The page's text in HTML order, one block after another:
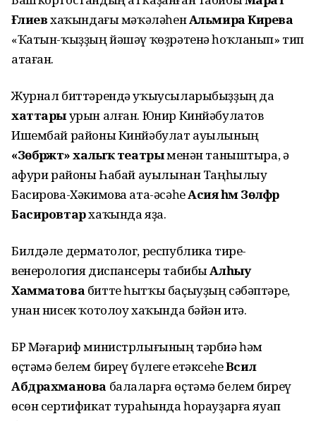
Ғәлиевхаҡындағы мәҡәләһенАльмира Кирәева
«Ҡатын-ҡыҙҙың йәшәү ҡөҙрәтенә һоҡланып» тип
атаған.
Журнал биттәрендә уҡыусыларыбыҙҙың да
хаттарыурын алған. Юнир Кинйәбулатов
Ишембай районы Кинйәбулат ауылының
«Зөбәржәт» халыҡ театрыменән таныштыра, ә
Ғафури районы Һабай ауылынан Таңһылыу
Басирова-Хәкимова ата-әсәһеАсия һәм Зөлфәр
Басировтархаҡында яҙа.
Билдәле дерматолог, республика тире-
венерология диспансеры табибыАлһыу
Хамматова битте һытҡы баҫыуҙың сәбәптәре,
унан нисек ҡотолоу хаҡында бәйән итә.
БР Мәғариф министрлығының тәрбиә һәм
өҫтәмә белем биреү бүлеге етәксеһеВәсилә
Абдрахманова балаларға өҫтәмә белем биреү
өсөн сертификат тураһында һорауҙарға яуап